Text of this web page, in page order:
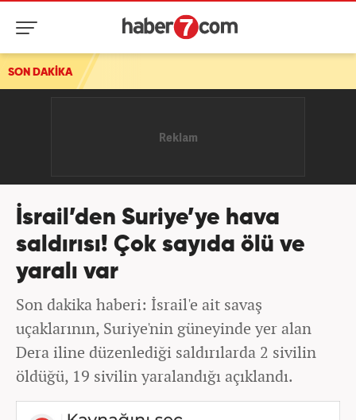
SON DAKİKA
İsrail’den Suriye’ye hava
saldırısı! Çok sayıda ölü ve
yaralı var
Son dakika haberi: İsrail'e ait savaş
uçaklarının, Suriye'nin güneyinde yer alan
Dera iline düzenlediği saldırılarda 2 sivilin
öldüğü, 19 sivilin yaralandığı açıklandı.